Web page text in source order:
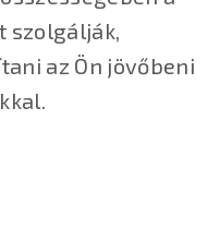
szolgálják,
az Ön jövőbeni